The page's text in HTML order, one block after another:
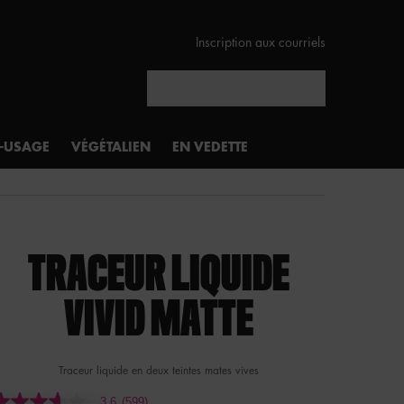
Inscription aux courriels
VÉGÉTALIEN EN VEDETTE
TRACEUR LIQUIDE
VIVID MATTE
Traceur liquide en deux teintes mates vives
3.6 (599)